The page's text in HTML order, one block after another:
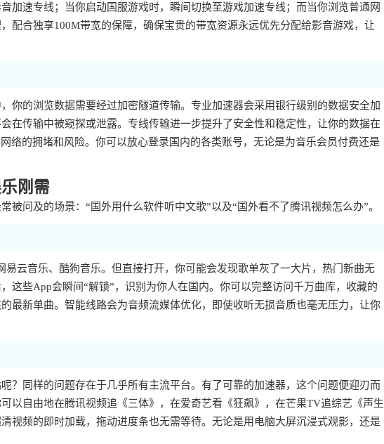
加速专线；当你启动国服游戏时，瞬间切换至游戏加速专线；而当你浏览普通网
配合独享100M带宽的保障，确保宝贵的带宽资源永远优先分配给影音游戏，让
你的浏览数据需要经过加密隧道传输。专业加速器会采用银行级别的数据安全加
在传输中被窥探或泄露。专线传输进一步提升了安全性和稳定性，让你的数据在
络的拥堵和风险。你可以放心登录国内的各类账号，无论是为音乐会员付费还是
刚需
被问及的场景：“国外用什么软件听中文歌”以及“国外看不了腾讯视频怎么办”。
云音乐、酷狗音乐。但直接打开，你可能会发现歌单灰了一大片，热门新曲无
这些App会瞬间“解锁”，识别为你人在国内。你可以完整访问千万曲库，收藏的
最新单曲。智能线路会为音频流媒体优化，即使收听无损音质也毫无压力，让你
？同样的问题存在于几乎所有主流平台。有了可靠的加速器，这个问题便迎刃而
以自由地在腾讯视频追《三体》，在爱奇艺看《狂飙》，在芒果TV追综艺《声生
视频的即时加载，拖动进度条也无需等待。无论是用电脑大屏沉浸式观影，还是